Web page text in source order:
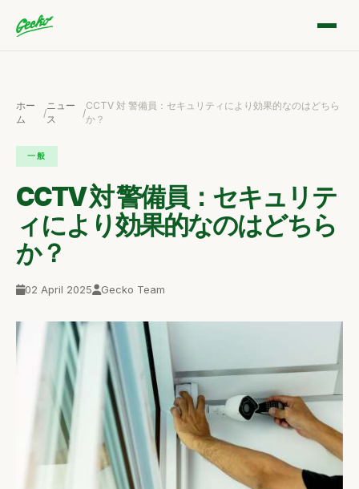
ホー
ム
/
ニュー
ス
/
CCTV 対 警備員：セキュリティにより効果的なのはどちら
か？
一般
CCTV 対 警備員：セキュリテ
ィにより効果的なのはどちら
か？
02 April 2025 Gecko Team